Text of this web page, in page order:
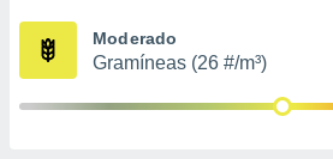
publicidad
de
Moderado
Gramíneas (26 #/m³)